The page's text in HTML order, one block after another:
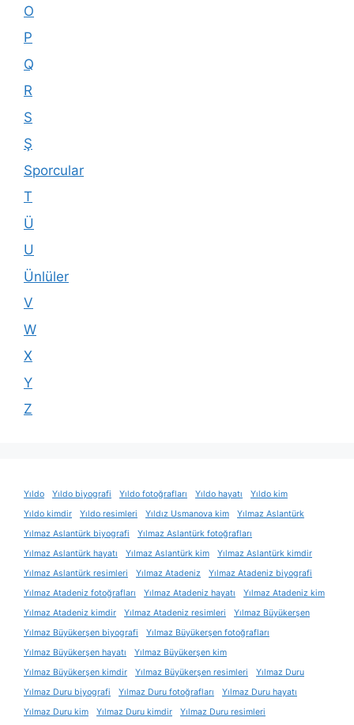
O
P
Q
R
S
Ş
Sporcular
T
Ü
U
Ünlüler
V
W
X
Y
Z
Yıldo Yıldo biyografi Yıldo fotoğrafları Yıldo hayatı
Yıldo kim
Yıldo kimdir
Yıldo resimleri Yıldız Usmanova kim
Yılmaz Aslantürk
Yılmaz Aslantürk biyografi
Yılmaz Aslantürk fotoğrafları
Yılmaz Aslantürk hayatı
Yılmaz Aslantürk kim
Yılmaz Aslantürk kimdir
Yılmaz Aslantürk resimleri
Yılmaz Atadeniz
Yılmaz Atadeniz biyografi
Yılmaz Atadeniz fotoğrafları
Yılmaz Atadeniz hayatı
Yılmaz Atadeniz kim
Yılmaz Atadeniz kimdir
Yılmaz Atadeniz resimleri
Yılmaz Büyükerşen
Yılmaz Büyükerşen biyografi
Yılmaz Büyükerşen fotoğrafları
Yılmaz Büyükerşen hayatı
Yılmaz Büyükerşen kim
Yılmaz Büyükerşen kimdir
Yılmaz Büyükerşen resimleri
Yılmaz Duru
Yılmaz Duru biyografi
Yılmaz Duru fotoğrafları
Yılmaz Duru hayatı
Yılmaz Duru kim
Yılmaz Duru kimdir Yılmaz Duru resimleri